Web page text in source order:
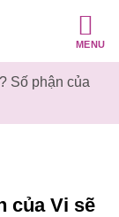
MENU
Số phận của
của Vi sẽ